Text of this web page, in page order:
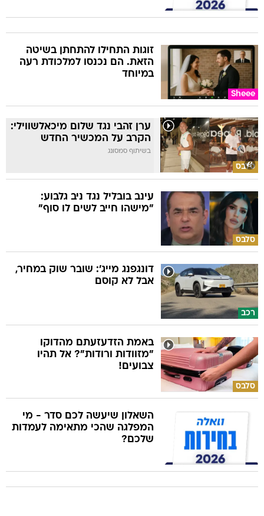
Sheee
זוגות התחילו להתחתן בשיטה
הזאת. הם נכנסו למלכודת רעה
במיוחד
סלבס
ערן זהבי נגד שלום מיכאלשווילי:
הקרב על המכשיר החדש
בשיתוף סמסונג
סלבס
עינב בובליל נגד ניב גלבוע:
"מישהו חייב לשים לו סוף"
רכב
דונגפנג מייג': שובר שוק במחיר,
אבל לא קוסם
סלבס
באמת הזדעזעתם מהדוקו
"מזוודות ורודות"? אל תהיו
צבועים!
השאלון שיעשה לכם סדר - מי
המפלגה שהכי מתאימה לעמדות
שלכם?